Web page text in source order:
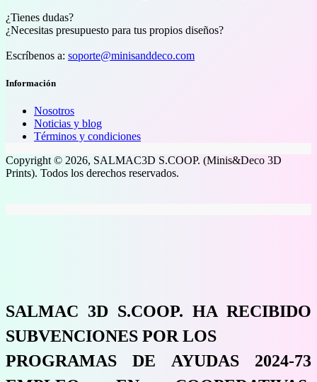
¿Tienes dudas?
¿Necesitas presupuesto para tus propios diseños?
Escríbenos a: soporte@minisanddeco.com
Información
Nosotros
Noticias y blog
Términos y condiciones
Copyright © 2026, SALMAC3D S.COOP. (Minis&Deco 3D
Prints). Todos los derechos reservados.
SALMAC 3D S.COOP. HA RECIBIDO
SUBVENCIONES POR LOS
PROGRAMAS DE AYUDAS 2024-73